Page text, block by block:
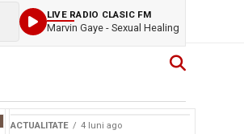
LIVE RADIO CLASIC FM
Marvin Gaye - Sexual Healing
ACTUALITATE 4 luni ago